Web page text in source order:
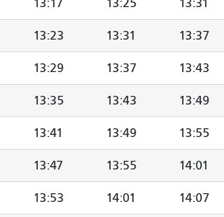
13:17 13:25 13:31
13:23 13:31 13:37
13:29 13:37 13:43
13:35 13:43 13:49
13:41 13:49 13:55
13:47 13:55 14:01
13:53 14:01 14:07